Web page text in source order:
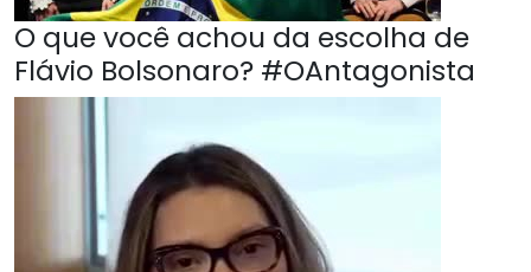
O que você achou da escolha de
Flávio Bolsonaro? #OAntagonista